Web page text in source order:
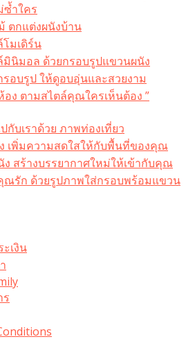
ซ้ำใคร
ตกแต่งผนังบ้าน
มเดิร์น
มินิมอล ด้วยกรอบรูปแขวนผนัง
อบรูป ให้ดูอบอุ่นและสวยงาม
ง ตามสไตล์คุณใครเห็นต้อง ”
กับเราด้วย ภาพท่องเที่ยว
เพิ่มความสดใสให้กับพื้นที่ของคุณ
สร้างบรรยากาศใหม่ให้เข้ากับคุณ
ณรัก ด้วยรูปภาพใส่กรอบพร้อมแขวน​
เงิน
ร